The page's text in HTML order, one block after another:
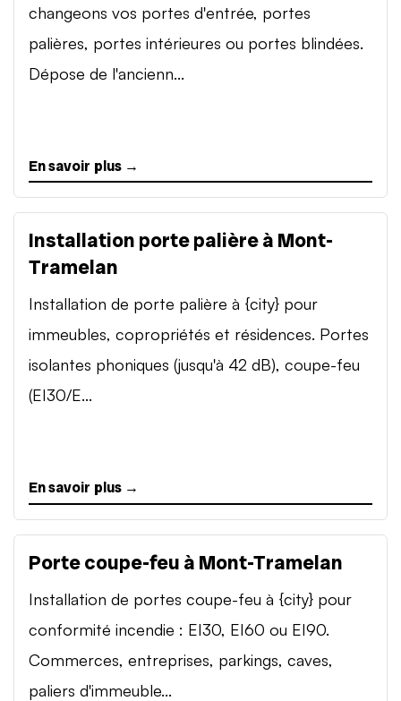
changeons vos portes d'entrée, portes
palières, portes intérieures ou portes blindées.
Dépose de l'ancienn...
En savoir plus →
Installation porte palière à Mont-
Tramelan
Installation de porte palière à {city} pour
immeubles, copropriétés et résidences. Portes
isolantes phoniques (jusqu'à 42 dB), coupe-feu
(EI30/E...
En savoir plus →
Porte coupe-feu à Mont-Tramelan
Installation de portes coupe-feu à {city} pour
conformité incendie : EI30, EI60 ou EI90.
Commerces, entreprises, parkings, caves,
paliers d'immeuble...